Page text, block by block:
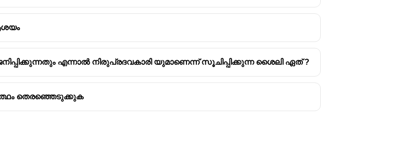
കിടക്കുമോ - അർഹതയില്ലാത്തവർക്ക് സ്ഥാനം കൊടുത്താലും
- രഹസ്യം എത്ര സൂക്ഷിച്ചാലും പുറത്താകും
ഉറപ്പിച്ചു കെട്ടിയില്ലെങ്കിൽ കെട്ടിടം വീഴും
തിരിച്ചറിയാൻ വയ്യ
എന്നാൽ നിരുപ്രദവകാരി യുമാണെന്ന് സൂചിപ്പിക്കുന്ന ശൈലി ഏത് ?
തെരഞ്ഞെടുക്കുക